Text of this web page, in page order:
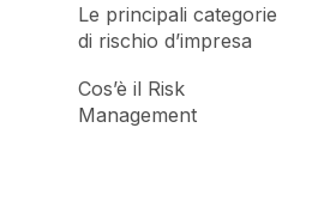
Le principali categorie
di rischio d’impresa
Cos’è il Risk
Management